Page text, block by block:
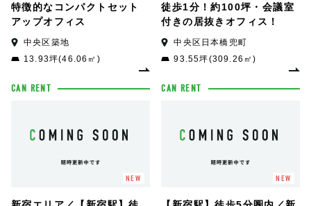
特徴的なコンパクトセット
アップオフィス
中央区築地
13.93坪(46.06㎡)
徒歩1分！約100坪・会議室
付きの居抜きオフィス！
中央区日本橋兜町
93.55坪(309.26㎡)
CAN RENT
NEW
CAN RENT
NEW